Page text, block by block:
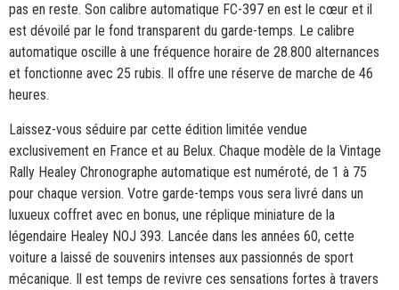
pas en reste. Son calibre automatique FC-397 en est le cœur et il
est dévoilé par le fond transparent du garde-temps. Le calibre
automatique oscille à une fréquence horaire de 28.800 alternances
et fonctionne avec 25 rubis. Il offre une réserve de marche de 46
heures.
Laissez-vous séduire par cette édition limitée vendue
exclusivement en France et au Belux. Chaque modèle de la Vintage
Rally Healey Chronographe automatique est numéroté, de 1 à 75
pour chaque version. Votre garde-temps vous sera livré dans un
luxueux coffret avec en bonus, une réplique miniature de la
légendaire Healey NOJ 393. Lancée dans les années 60, cette
voiture a laissé de souvenirs intenses aux passionnés de sport
mécanique. Il est temps de revivre ces sensations fortes à travers